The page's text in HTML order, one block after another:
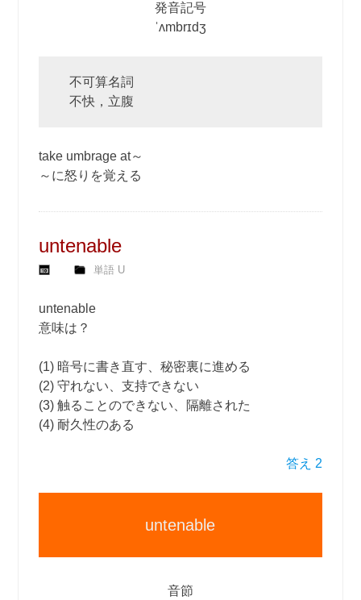
発音記号
ˈʌmbrɪdʒ
不可算名詞
不快，立腹
take umbrage at～
～に怒りを覚える
untenable
単語 U
untenable
意味は？
(1) 暗号に書き直す、秘密裏に進める
(2) 守れない、支持できない
(3) 触ることのできない、隔離された
(4) 耐久性のある
答え 2
untenable
音節